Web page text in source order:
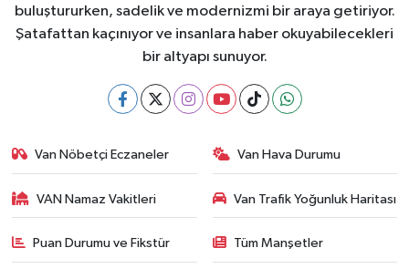
buluştururken, sadelik ve modernizmi bir araya getiriyor.
Şatafattan kaçınıyor ve insanlara haber okuyabilecekleri
bir altyapı sunuyor.
Van Nöbetçi Eczaneler Van Hava Durumu
VAN Namaz Vakitleri Van Trafik Yoğunluk Haritası
Puan Durumu ve Fikstür Tüm Manşetler